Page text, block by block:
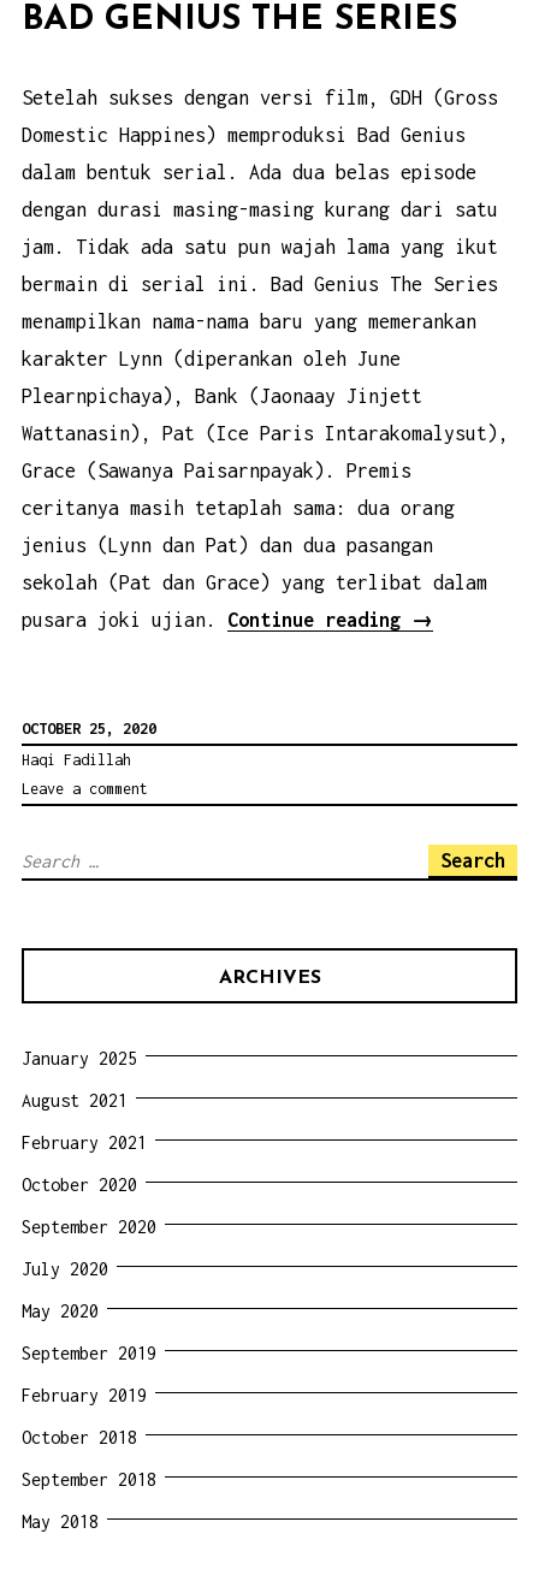
BAD GENIUS THE SERIES
Setelah sukses dengan versi film, GDH (Gross
Domestic Happines) memproduksi Bad Genius
dalam bentuk serial. Ada dua belas episode
dengan durasi masing-masing kurang dari satu
jam. Tidak ada satu pun wajah lama yang ikut
bermain di serial ini. Bad Genius The Series
menampilkan nama-nama baru yang memerankan
karakter Lynn (diperankan oleh June
Plearnpichaya), Bank (Jaonaay Jinjett
Wattanasin), Pat (Ice Paris Intarakomalysut),
Grace (Sawanya Paisarnpayak). Premis
ceritanya masih tetaplah sama: dua orang
jenius (Lynn dan Pat) dan dua pasangan
sekolah (Pat dan Grace) yang terlibat dalam
pusara joki ujian. Continue reading
“Karena
di
Sekitar
Kita!
Kita
The
Series”
→
OCTOBER 25, 2020
Haqi Fadillah
Leave a comment
Search
ARCHIVES
January 2025
August 2021
February 2021
October 2020
September 2020
July 2020
May 2020
September 2019
February 2019
October 2018
September 2018
May 2018